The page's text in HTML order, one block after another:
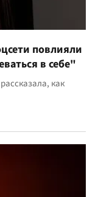
повлияли
в себе"
как